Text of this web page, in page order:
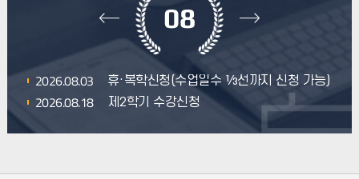
08
2026.08.03 휴·복학신청(수업일수 ⅓선까지 신청 가능)
2026.08.18 제2학기 수강신청